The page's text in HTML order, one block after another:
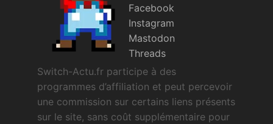
Facebook
Instagram
Mastodon
Threads
Switch-Actu.fr participe à des
programmes d’affiliation et peut percevoir
une commission sur certains liens présents
sur le site, sans coût supplémentaire pour